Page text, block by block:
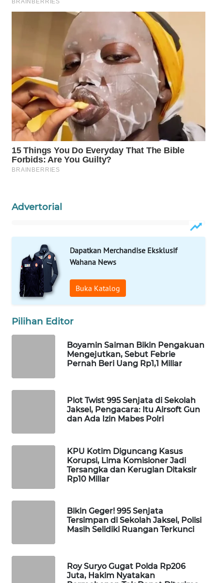
Advertorial
Dapatkan Merchandise Eksklusif
Wahana News
Buka Katalog
Pilihan Editor
Boyamin Saiman Bikin Pengakuan
Mengejutkan, Sebut Febrie
Pernah Beri Uang Rp1,1 Miliar
Plot Twist 995 Senjata di Sekolah
Jaksel, Pengacara: Itu Airsoft Gun
dan Ada Izin Mabes Polri
KPU Kotim Diguncang Kasus
Korupsi, Lima Komisioner Jadi
Tersangka dan Kerugian Ditaksir
Rp10 Miliar
Bikin Geger! 995 Senjata
Tersimpan di Sekolah Jaksel, Polisi
Masih Selidiki Ruangan Terkunci
Roy Suryo Gugat Polda Rp206
Juta, Hakim Nyatakan
WAHANANEWS
CO ID
WAHANANEWS
NET
WAHANA
SPORT
UMKM
WAHANA
PERSONA
WAHANA
WAHANA
KONSUMEN
LISTRIK